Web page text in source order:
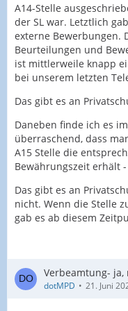
A14-Stelle
der SL war. Letztlich
externe Bewerbungen.
Beurteilungen und
ist mittlerweile knapp
bei unserem letzten
Das gibt es an
Daneben finde ich es
überraschend, dass
A15 Stelle die
Bewährungszeit erhält
Das gibt es an
nicht. Wenn die Stelle
gab es ab diesem
Verbeamtung- ja,
dotMPD 21. Juni